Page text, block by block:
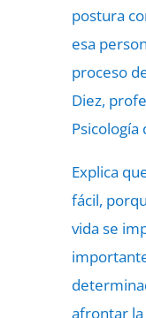
postura
esa
proceso
Diez,
Psicología
Explica
fácil,
vida se
afrontar la